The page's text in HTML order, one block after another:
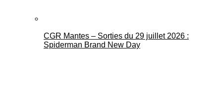
CGR Mantes – Sorties du 29 juillet 2026 :
Spiderman Brand New Day